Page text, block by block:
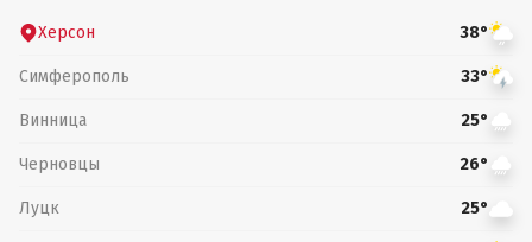
Херсон 38°
Симферополь 33°
Винница 25°
Черновцы 26°
Луцк 25°